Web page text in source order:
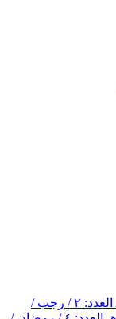
العدد: ٢ / رجب /